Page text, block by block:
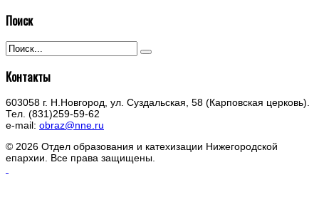
Поиск
Контакты
603058 г. Н.Новгород, ул. Суздальская, 58 (Карповская церковь).
Тел. (831)259-59-62
e-mail: obraz@nne.ru
© 2026 Отдел образования и катехизации Нижегородской
епархии. Все права защищены.